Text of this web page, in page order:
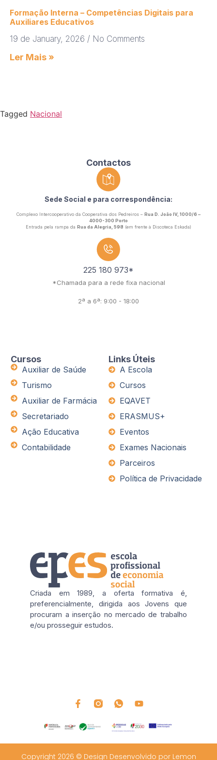
Formação Interna – Competências Digitais para
Auxiliares Educativos
19 de January, 2026
No Comments
Ler Mais »
Tagged Nacional
Criada em 1989, a oferta formativa é,
preferencialmente, dirigida aos Jovens que
procuram a inserção no mercado de trabalho
e/ou prosseguir estudos.
Links Úteis
A Escola
Cursos
EQAVET
ERASMUS+
Eventos
Exames Nacionais
Parceiros
Política de Privacidade
Cursos
Auxiliar de Saúde
Turismo
Auxiliar de Farmácia
Secretariado
Ação Educativa
Contabilidade
Contactos
Sede Social e para correspondência:
Complexo Intercooperativo da Cooperativa dos Pedreiros – Rua D. João IV, 1000/6 –
4000-300 Porto
Entrada pela rampa da Rua da Alegria, 598 (em frente à Discoteca Eskada)
225 180 973*
*Chamada para a rede fixa nacional
2ª a 6ª: 9:00 - 18:00
Copyright 2026 © Design Desenvolvido por Lemon